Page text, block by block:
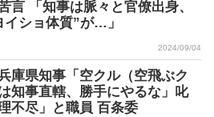
言 「知事は脈々と官僚出身、
イショ体質”が…」
2024/09/04
庫県知事「空クル（空飛ぶク
知事直轄、勝手にやるな」叱
不尽」と職員 百条委